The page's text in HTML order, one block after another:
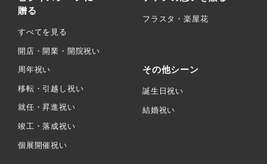
贈る
すべてを見る
開店・開業・開院祝い
周年祝い
移転・引越し祝い
就任・昇進祝い
竣工・落成祝い
個展開催祝い
フラスタ・楽屋花
その他シーン
誕生日祝い
結婚祝い